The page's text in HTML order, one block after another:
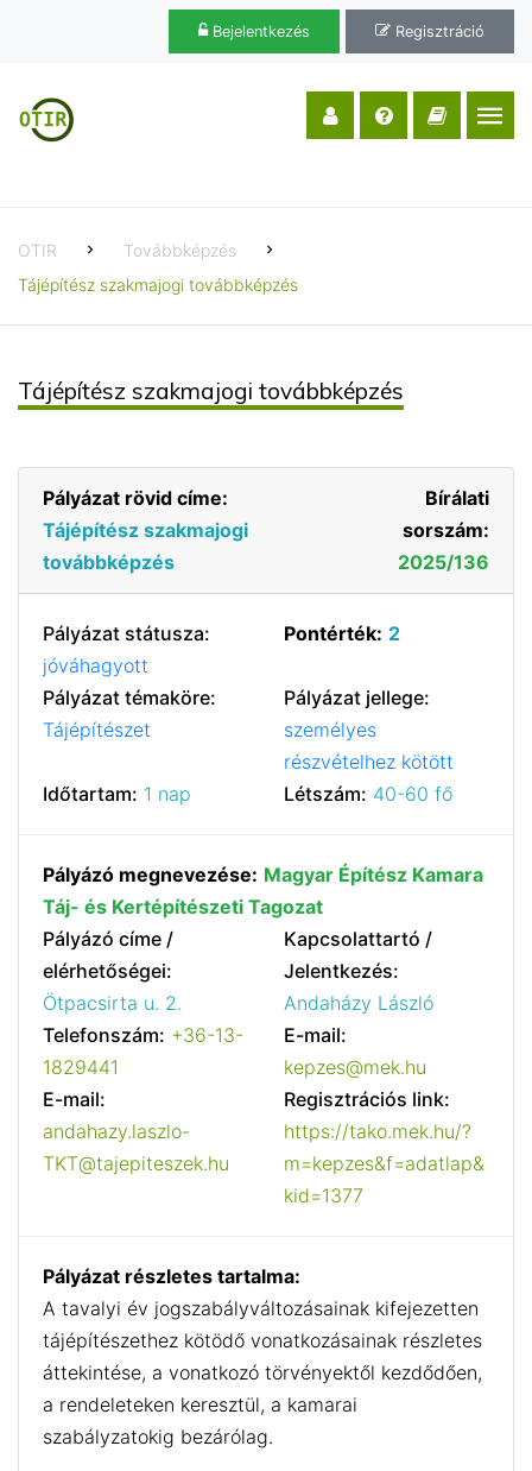
Bejelentkezés Regisztráció
OTIR
Továbbképzés
Tájépítész szakmajogi továbbképzés
Tájépítész szakmajogi továbbképzés
Pályázat rövid címe:
Tájépítész szakmajogi
továbbképzés
Bírálati
sorszám:
2025/136
Pályázat státusza:
jóváhagyott
Pontérték: 2
Pályázat témaköre:
Tájépítészet
Pályázat jellege:
személyes
részvételhez kötött
Időtartam: 1 nap Létszám: 40-60 fő
Pályázó megnevezése: Magyar Építész Kamara
Táj- és Kertépítészeti Tagozat
Pályázó címe /
elérhetőségei:
Ötpacsirta u. 2.
Telefonszám: +36-13-
1829441
E-mail:
andahazy.laszlo-
TKT@tajepiteszek.hu
Kapcsolattartó /
Jelentkezés:
Andaházy László
E-mail:
kepzes@mek.hu
Regisztrációs link:
https://tako.mek.hu/?
m=kepzes&f=adatlap&
kid=1377
Pályázat részletes tartalma:
A tavalyi év jogszabályváltozásainak kifejezetten
tájépítészethez kötödő vonatkozásainak részletes
áttekintése, a vonatkozó törvényektől kezdődően,
a rendeleteken keresztül, a kamarai
szabályzatokig bezárólag.